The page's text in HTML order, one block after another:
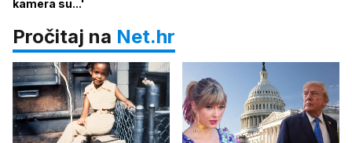
kamera su...'
Pročitaj na Net.hr